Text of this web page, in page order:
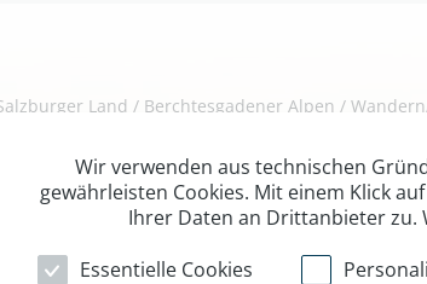
Land / Berchtesgadener Alpen /
auf den
Berg der
Wir verwenden aus technischen
gewährleisten Cookies. Mit einem Klick
Ihrer Daten an Drittanbieter zu.
Essentielle Cookies